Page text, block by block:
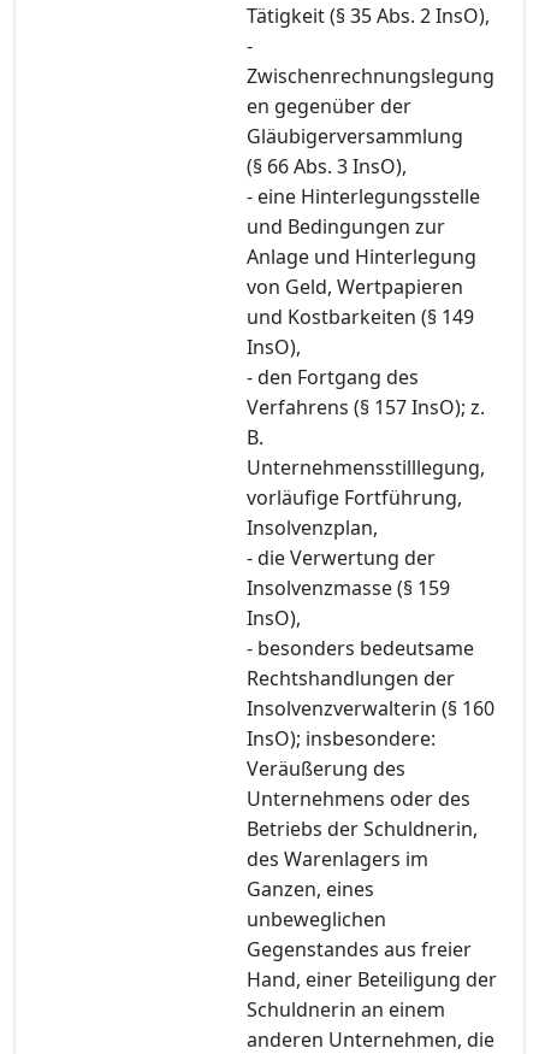
Tätigkeit (§ 35 Abs. 2 InsO),
-
Zwischenrechnungslegung
en gegenüber der
Gläubigerversammlung
(§ 66 Abs. 3 InsO),
- eine Hinterlegungsstelle
und Bedingungen zur
Anlage und Hinterlegung
von Geld, Wertpapieren
und Kostbarkeiten (§ 149
InsO),
- den Fortgang des
Verfahrens (§ 157 InsO); z.
B.
Unternehmensstilllegung,
vorläufige Fortführung,
Insolvenzplan,
- die Verwertung der
Insolvenzmasse (§ 159
InsO),
- besonders bedeutsame
Rechtshandlungen der
Insolvenzverwalterin (§ 160
InsO); insbesondere:
Veräußerung des
Unternehmens oder des
Betriebs der Schuldnerin,
des Warenlagers im
Ganzen, eines
unbeweglichen
Gegenstandes aus freier
Hand, einer Beteiligung der
Schuldnerin an einem
anderen Unternehmen, die